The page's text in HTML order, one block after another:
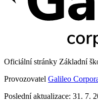
Oficiální stránky Základní
Provozovatel Galileo
Poslední aktualizace: 31. 7.